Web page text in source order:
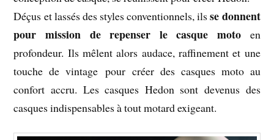
Déçus et lassés des styles conventionnels, ilsse donnent
pour mission de repenser le casque moto en
profondeur. Ils mêlent alors audace, raffinement et une
touche de vintage pour créer des casques moto au
confort accru. Les casques Hedon sont devenus des
casques indispensables à tout motard exigeant.